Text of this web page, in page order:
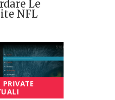
Le
NFL
PRIVATE